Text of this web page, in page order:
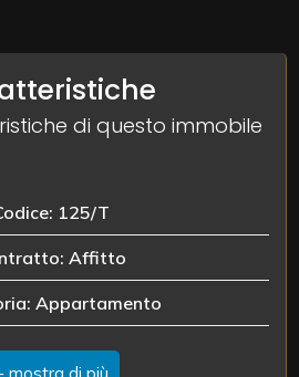
di questo immobile
125/T
Affitto
Appartamento
Piazza Libertà, 12